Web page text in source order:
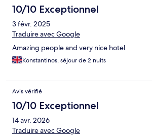
10/10 Exceptionnel
3 févr. 2025
Traduire avec Google
Amazing people and very nice hotel
Konstantinos, séjour de 2 nuits
Avis vérifié
10/10 Exceptionnel
14 avr. 2026
Traduire avec Google